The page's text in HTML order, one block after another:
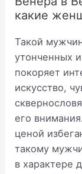
какие
Такой
утонченных
покоряет
искусство,
его
ценой
такому
в характере